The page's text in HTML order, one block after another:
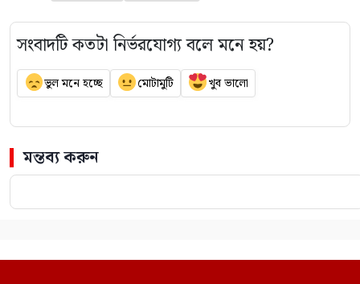
সংবাদটি কতটা নির্ভরযোগ্য বলে মনে হয়?
ভুল মনে হচ্ছে মোটামুটি খুব ভালো
মন্তব্য করুন